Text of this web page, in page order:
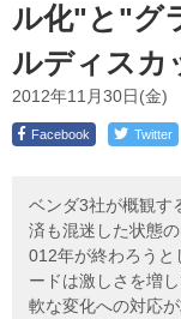
ル化"と"グ
ルディスカ
2012年11月30日(金)
Facebook Twitter
ベンダ3社が概観す
済も混迷した状態
012年が終わろうと
ードは激しさを増
軟な変化への対応